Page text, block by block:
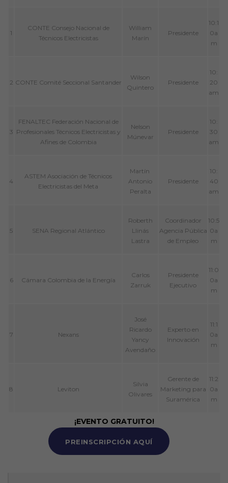
1
CONTE Consejo Nacional de
Técnicos Electricistas
William
Marín
Presidente
10:1
0a
m
2 CONTE Comité Seccional Santander
Wilson
Quintero
Presidente
10:
20
am
3
FENALTEC Federación Nacional de
Profesionales Técnicos Electricistas y
Afines de Colombia
Nelson
Múnevar
Presidente
10:
30
am
4
ASTEM Asociación de Técnicos
Electricistas del Meta
Martín
Antonio
Peralta
Presidente
10:
40
am
5 SENA Regional Atlántico
Roberth
Llinás
Lastra
Coordinador
Agencia Pública
de Empleo
10:5
0a
m
6 Cámara Colombia de la Energía
Carlos
Zarruk
Presidente
Ejecutivo
11:0
0a
m
7 Nexans
José
Ricardo
Yancy
Avendaño
Experto en
Innovación
11:1
0a
m
8 Leviton
Silvia
Olivares
Gerente de
Marketing para
Suramérica
11:2
0a
m
¡EVENTO GRATUITO!
PREINSCRIPCIÓN AQUÍ